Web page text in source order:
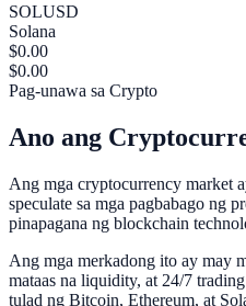
SOLUSD
Solana
$0.00
$0.00
Pag-unawa sa Crypto
Ano ang
Ang mga cryptocurrency market
speculate sa mga pagbabago ng
pinapagana ng blockchain
Ang mga merkadong ito ay may
mataas na liquidity, at 24/7
tulad ng Bitcoin, Ethereum, at